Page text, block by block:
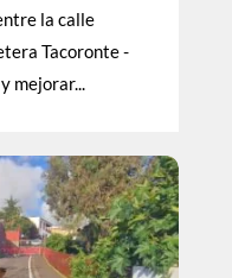
la calle
Tacoronte -
mejorar...